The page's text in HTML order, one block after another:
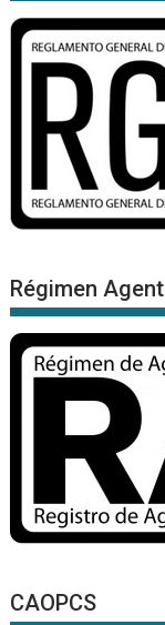
Régimen
CAOPCS